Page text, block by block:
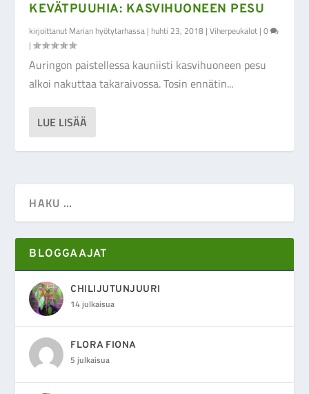
KEVÄTPUUHIA: KASVIHUONEEN PESU
kirjoittanut Marian hyötytarhassa | huhti 23, 2018 |Viherpeukalot |0
|
Auringon paistellessa kauniisti kasvihuoneen pesu
alkoi nakuttaa takaraivossa. Tosin ennätin...
LUE LISÄÄ
BLOGGAAJAT
CHILIJUTUNJUURI
14 julkaisua
FLORA FIONA
5 julkaisua